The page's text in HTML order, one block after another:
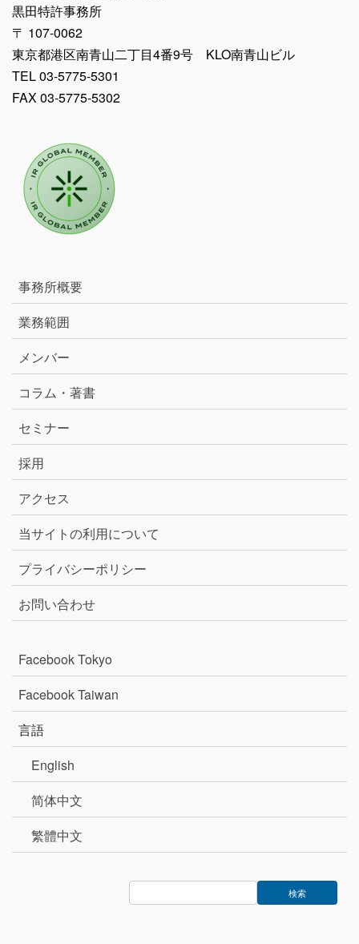
黒田特許事務所
〒 107-0062
東京都港区南青山二丁目4番9号 KLO南青山ビル
TEL 03-5775-5301
FAX 03-5775-5302
事務所概要
業務範囲
メンバー
コラム・著書
セミナー
採用
アクセス
当サイトの利用について
プライバシーポリシー
お問い合わせ
Facebook Tokyo
Facebook Taiwan
言語
English
简体中文
繁體中文